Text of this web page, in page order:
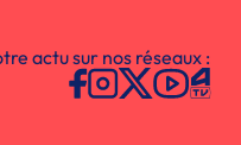
actu sur nos réseaux :